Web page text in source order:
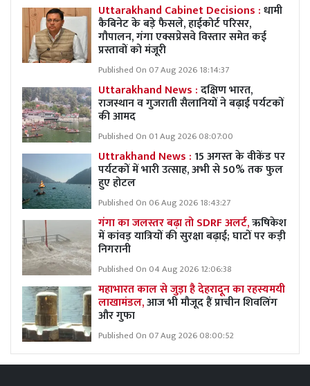
Uttarakhand Cabinet Decisions :धामी
कैबिनेट के बड़े फैसले, हाईकोर्ट परिसर,
गौपालन, गंगा एक्सप्रेसवे विस्तार समेत कई
प्रस्तावों को मंजूरी
Published On 07 Aug 2026 18:14:37
Uttarakhand News :दक्षिण भारत,
राजस्थान व गुजराती सैलानियों ने बढ़ाई पर्यटकों
की आमद
Published On 01 Aug 2026 08:07:00
Uttrakhand News :15 अगस्त के वीकेंड पर
पर्यटकों में भारी उत्साह, अभी से 50% तक फुल
हुए होटल
Published On 06 Aug 2026 18:43:27
गंगा का जलस्तर बढ़ा तो SDRF अलर्ट,ऋषिकेश
में कांवड़ यात्रियों की सुरक्षा बढ़ाई; घाटों पर कड़ी
निगरानी
Published On 04 Aug 2026 12:06:38
महाभारत काल से जुड़ा है देहरादून का रहस्यमयी
लाखामंडल,आज भी मौजूद हैं प्राचीन शिवलिंग
और गुफा
Published On 07 Aug 2026 08:00:52